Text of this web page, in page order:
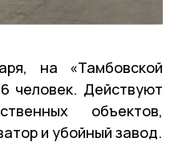
на «Тамбовской
человек. Действуют
объектов,
и убойный завод.